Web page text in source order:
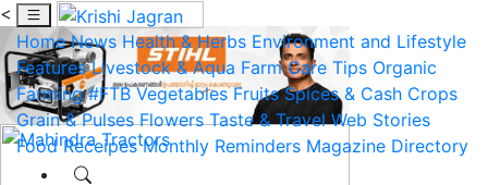
<
Home News Health & Herbs Environment and Lifestyle
Features Livestock & Aqua Farm Care Tips Organic
Farming #FTB Vegetables Fruits Spices & Cash Crops
Grain & Pulses Flowers Taste & Travel Web Stories
Food Receipes Monthly Reminders Magazine Directory